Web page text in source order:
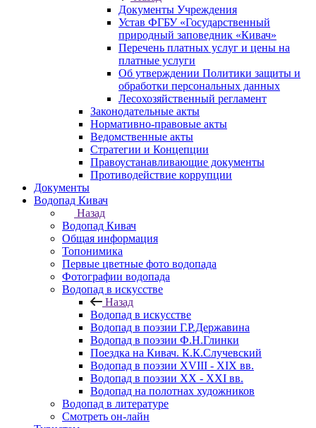
Документы Учреждения
Устав ФГБУ «Государственный
природный заповедник «Кивач»
Перечень платных услуг и цены на
платные услуги
Об утверждении Политики защиты и
обработки персональных данных
Лесохозяйственный регламент
Законодательные акты
Нормативно-правовые акты
Ведомственные акты
Стратегии и Концепции
Правоустанавливающие документы
Противодействие коррупции
Документы
Водопад Кивач
Назад
Водопад Кивач
Общая информация
Топонимика
Первые цветные фото водопада
Фотографии водопада
Водопад в искусстве
Назад
Водопад в искусстве
Водопад в поэзии Г.Р.Державина
Водопад в поэзии Ф.Н.Глинки
Поездка на Кивач. К.К.Случевский
Водопад в поэзии XVIII - XIX вв.
Водопад в поэзии XX - XXI вв.
Водопад на полотнах художников
Водопад в литературе
Смотреть он-лайн